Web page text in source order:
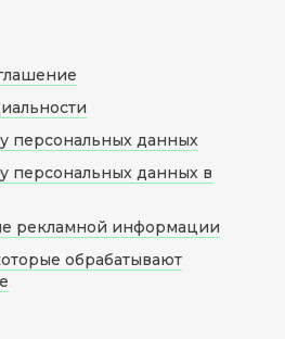
персональных данных
персональных данных в
рекламной информации
обрабатывают